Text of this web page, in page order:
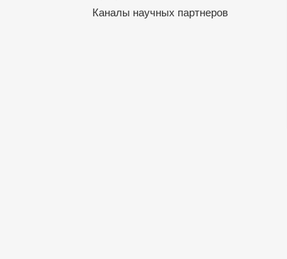
Каналы научных партнеров